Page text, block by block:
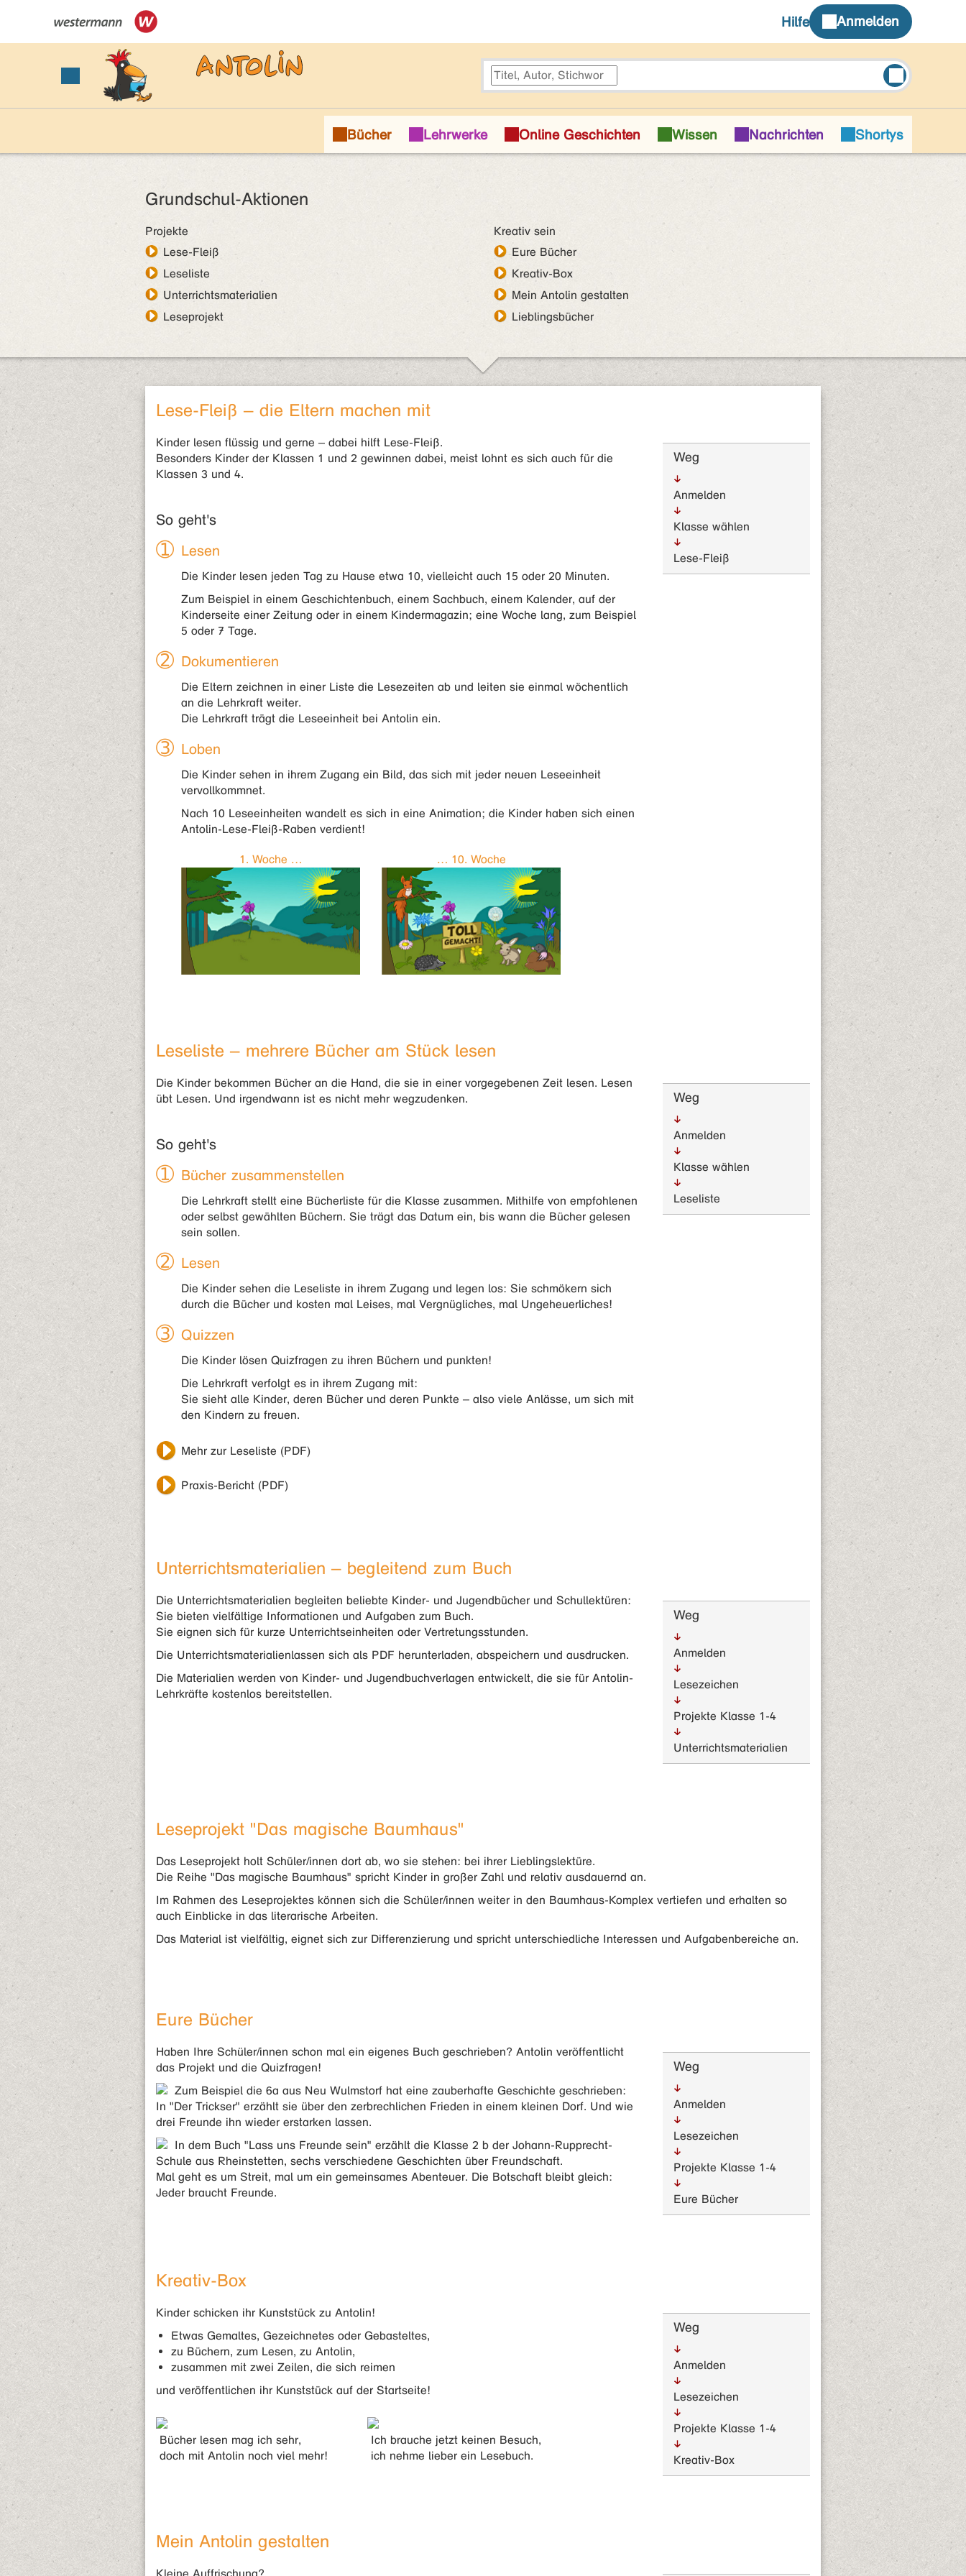
Grundschul-Aktionen
Projekte
Lese-Fleiß
Leseliste
Unterrichtsmaterialien
Leseprojekt
Kreativ sein
Eure Bücher
Kreativ-Box
Mein Antolin gestalten
Lieblingsbücher
Lese-Fleiß – die Eltern machen mit
Kinder lesen flüssig und gerne – dabei hilft Lese-Fleiß.
Besonders Kinder der Klassen 1 und 2 gewinnen dabei, meist lohnt es sich auch für die
Klassen 3 und 4.
So geht's
Lesen
Die Kinder lesen jeden Tag zu Hause etwa 10, vielleicht auch 15 oder 20 Minuten.
Zum Beispiel in einem Geschichtenbuch, einem Sachbuch, einem Kalender, auf der
Kinderseite einer Zeitung oder in einem Kindermagazin; eine Woche lang, zum Beispiel
5 oder 7 Tage.
Dokumentieren
Die Eltern zeichnen in einer Liste die Lesezeiten ab und leiten sie einmal wöchentlich
an die Lehrkraft weiter.
Die Lehrkraft trägt die Leseeinheit bei Antolin ein.
Loben
Die Kinder sehen in ihrem Zugang ein Bild, das sich mit jeder neuen Leseeinheit
vervollkommnet.
Nach 10 Leseeinheiten wandelt es sich in eine Animation; die Kinder haben sich einen
Antolin-Lese-Fleiß-Raben verdient!
1. Woche … … 10. Woche
Weg
Anmelden
Klasse wählen
Lese-Fleiß
Leseliste – mehrere Bücher am Stück lesen
Die Kinder bekommen Bücher an die Hand, die sie in einer vorgegebenen Zeit lesen. Lesen
übt Lesen. Und irgendwann ist es nicht mehr wegzudenken.
So geht's
Bücher zusammenstellen
Die Lehrkraft stellt eine Bücherliste für die Klasse zusammen. Mithilfe von empfohlenen
oder selbst gewählten Büchern. Sie trägt das Datum ein, bis wann die Bücher gelesen
sein sollen.
Lesen
Die Kinder sehen die Leseliste in ihrem Zugang und legen los: Sie schmökern sich
durch die Bücher und kosten mal Leises, mal Vergnügliches, mal Ungeheuerliches!
Quizzen
Die Kinder lösen Quizfragen zu ihren Büchern und punkten!
Die Lehrkraft verfolgt es in ihrem Zugang mit:
Sie sieht alle Kinder, deren Bücher und deren Punkte – also viele Anlässe, um sich mit
den Kindern zu freuen.
Mehr zur Leseliste (PDF)
Praxis-Bericht (PDF)
Weg
Anmelden
Klasse wählen
Leseliste
Unterrichtsmaterialien – begleitend zum Buch
Die Unterrichtsmaterialien begleiten beliebte Kinder- und Jugendbücher und Schullektüren:
Sie bieten vielfältige Informationen und Aufgaben zum Buch.
Sie eignen sich für kurze Unterrichtseinheiten oder Vertretungsstunden.
Die Unterrichtsmaterialienlassen sich als PDF herunterladen, abspeichern und ausdrucken.
Die Materialien werden von Kinder- und Jugendbuchverlagen entwickelt, die sie für Antolin-
Lehrkräfte kostenlos bereitstellen.
Weg
Anmelden
Lesezeichen
Projekte Klasse 1-4
Unterrichts­materialien
Leseprojekt "Das magische Baumhaus"
Das Leseprojekt holt Schüler/innen dort ab, wo sie stehen: bei ihrer Lieblingslektüre.
Die Reihe "Das magische Baumhaus" spricht Kinder in großer Zahl und relativ ausdauernd an.
Im Rahmen des Leseprojektes können sich die Schüler/innen weiter in den Baumhaus-Komplex vertiefen und erhalten so
auch Einblicke in das literarische Arbeiten.
Das Material ist vielfältig, eignet sich zur Differenzierung und spricht unterschiedliche Interessen und Aufgabenbereiche an.
Eure Bücher
Haben Ihre Schüler/innen schon mal ein eigenes Buch geschrieben? Antolin veröffentlicht
das Projekt und die Quizfragen!
Zum Beispiel die 6a aus Neu Wulmstorf hat eine zauberhafte Geschichte geschrieben:
In "Der Trickser" erzählt sie über den zerbrechlichen Frieden in einem kleinen Dorf. Und wie
drei Freunde ihn wieder erstarken lassen.
In dem Buch "Lass uns Freunde sein" erzählt die Klasse 2 b der Johann-Rupprecht-
Schule aus Rheinstetten, sechs verschiedene Geschichten über Freundschaft.
Mal geht es um Streit, mal um ein gemeinsames Abenteuer. Die Botschaft bleibt gleich:
Jeder braucht Freunde.
Weg
Anmelden
Lesezeichen
Projekte Klasse 1-4
Eure Bücher
Kreativ-Box
Kinder schicken ihr Kunststück zu Antolin!
Etwas Gemaltes, Gezeichnetes oder Gebasteltes,
zu Büchern, zum Lesen, zu Antolin,
zusammen mit zwei Zeilen, die sich reimen
und veröffentlichen ihr Kunststück auf der Startseite!
Bücher lesen mag ich sehr,
doch mit Antolin noch viel mehr!
Ich brauche jetzt keinen Besuch,
ich nehme lieber ein Lesebuch.
Weg
Anmelden
Lesezeichen
Projekte Klasse 1-4
Kreativ-Box
Mein Antolin gestalten